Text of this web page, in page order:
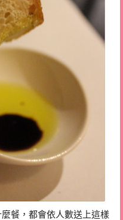
餐，都會依人數送上這樣